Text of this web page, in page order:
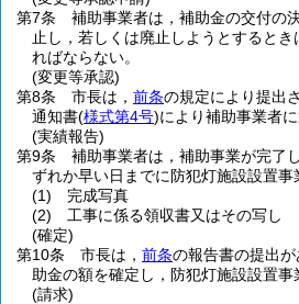
第7条
補助事業者は，補助金の交付の
止し，若しくは廃止しようとすると
ればならない。
(変更等承認)
第8条
市長は， 前条の規定により提出
通知書(様式第4号)により補助事業者
(実績報告)
第9条
補助事業者は，補助事業が完了
ずれか早い日までに防犯灯施設設置
(1)
完成写真
(2)
工事に係る領収書又はその写し
(確定)
第10条
市長は， 前条の報告書の提出
助金の額を確定し，防犯灯施設設置
(請求)